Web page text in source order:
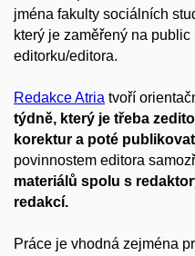
jména fakulty sociálních
který je zaměřený na
editorku/editora.
Redakce Atria tvoří
týdně, který je třeba
korektur a poté
povinnostem editora
materiálů spolu s
redakcí.
Práce je vhodná zejména